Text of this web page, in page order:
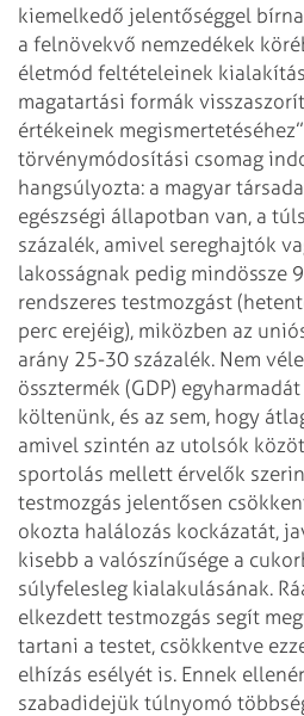
kiemelkedő jelentőséggel
a felnövekvő nemzedékek
életmód feltételeinek
magatartási formák
értékeinek
törvénymódosítási csomag
hangsúlyozta: a magyar
egészségi állapotban van, a
százalék, amivel sereghajtók
lakosságnak pedig mindössze
rendszeres testmozgást
perc erejéig), miközben az
arány 25-30 százalék. Nem
össztermék (GDP)
költenünk, és az sem, hogy
amivel szintén az utolsók
sportolás mellett érvelők
testmozgás jelentősen
okozta halálozás kockázatát,
kisebb a valószínűsége a
súlyfelesleg kialakulásának.
elkezdett testmozgás segít
tartani a testet, csökkentve
elhízás esélyét is. Ennek
szabadidejük túlnyomó